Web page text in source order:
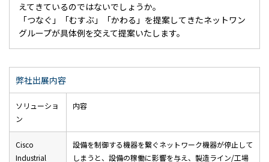
えてきているのではないでしょうか。
「つなぐ」「むすぶ」「かわる」を提案してきたネットワン
グループが具体例を交えて提案いたします。
弊社出展内容
ソリューショ
ン
内容
Cisco
Industrial
設備を制御する機器を繋ぐネットワーク機器が停止して
しまうと、設備の稼働に影響を与え、製造ライン/工場